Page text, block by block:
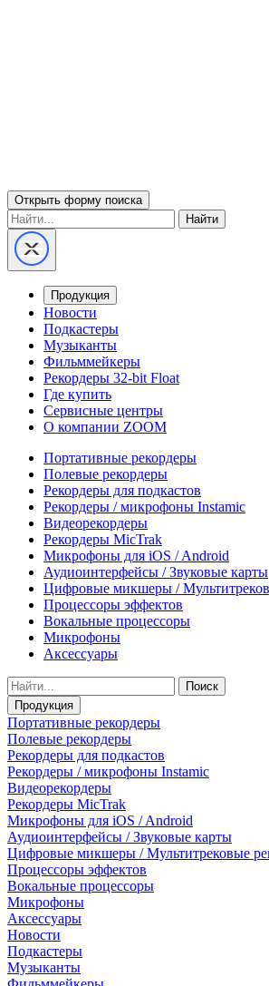
Открыть форму поиска
Найти
Продукция
Новости
Подкастеры
Музыканты
Фильммейкеры
Рекордеры 32-bit Float
Где купить
Сервисные центры
О компании ZOOM
Портативные рекордеры
Полевые рекордеры
Рекордеры для подкастов
Рекордеры / микрофоны Instamic
Видеорекордеры
Рекордеры MicTrak
Микрофоны для iOS / Android
Аудиоинтерфейсы / Звуковые карты
Цифровые микшеры /
Процессоры эффектов
Вокальные процессоры
Микрофоны
Аксессуары
Поиск
Продукция
Портативные рекордеры
Полевые рекордеры
Рекордеры для подкастов
Рекордеры / микрофоны Instamic
Видеорекордеры
Рекордеры MicTrak
Микрофоны для iOS / Android
Аудиоинтерфейсы / Звуковые карты
Цифровые микшеры / Мультитрековые
Процессоры эффектов
Вокальные процессоры
Микрофоны
Аксессуары
Новости
Подкастеры
Музыканты